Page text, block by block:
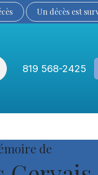
Un décès est
819 568-2425
de